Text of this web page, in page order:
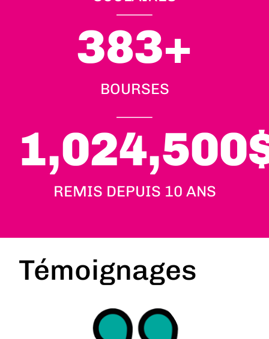
BOURSES
383+
REMIS DEPUIS 10 ANS
1,024,500
Témoignages